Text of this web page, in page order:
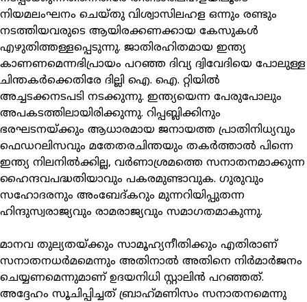
നിയമലംഘനം ചെയ്തു വിശ്വാസിലഹള ഒന്നും രണ്ടും
നടത്തിയവരുടെ ആയിരക്കണക്കായ കേസുകള്‍
എഴുതിത്തള്ളപ്പെടുന്നു. ജാതിരഹിതമായ ഇന്ത്യ
കാണണമെന്നഭിപ്രായം പറഞ്ഞ ദിവ്യ ദ്വിവേദിയെ പോലുള്ള
ചിന്തകര്‍ക്കെതിരേ ദില്ലി ഐ. ഐ. റ്റിയില്‍
അച്ചടക്കനടപടി നടക്കുന്നു. ഇന്ത്യയെന്ന പേരുപോലും
അപകടത്തിലായിരിക്കുന്നു. റിപ്പബ്ലിക്കിനും
ഭരഘടനയ്ക്കും ആധാരമായ ജനായത്ത പ്രാതിനിധ്യവും
ഫെഡറലിസവും മതേതരചിന്തയും തകര്‍ത്താല്‍ പിന്നെ
ഇന്ത്യ നിലനില്‍ക്കില്ല, വര്‍ണാശ്രമത്തെ സനാതനമാക്കുന്ന
ഹൈന്ദവപദ്ധതിയാവും പകരമുണ്ടാവുക. ഗുരുവും
സഹോദരനും അംബേദ്കറും മുന്നറിയിപ്പുതന്ന
ഹിന്ദുസ്വരാജ്യവും രാമരാജ്യവും സമാഗതമാകുന്നു.
മാനവ തുല്യതയ്ക്കും സാമൂഹ്യനീതിക്കും എതിരാണ്
സനാതനധര്‍മമെന്നും അതിനാല്‍ അതിനെ നിര്‍മാര്‍ജനം
ചെയ്യണമെന്നുമാണ് ഉദയനിധി സ്റ്റാലിന്‍ പറഞ്ഞത്.
അദ്ദേഹം സൂചിപ്പിച്ചത് ബ്രാഹ്‌മണിസം സനാതനമെന്നു